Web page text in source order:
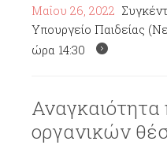
Μαΐου 26, 2022
Υπουργείο Παιδείας
ώρα 14:30
οργανικών